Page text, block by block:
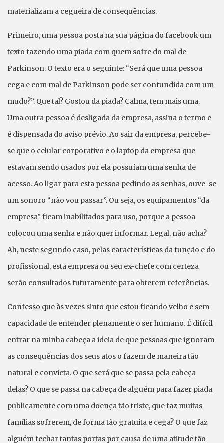
materializam a cegueira de consequências.
Primeiro, uma pessoa posta na sua página do facebook um
texto fazendo uma piada com quem sofre do mal de
Parkinson. O texto era o seguinte: “Será que uma pessoa
cega e com mal de Parkinson pode ser confundida com um
mudo?”. Que tal? Gostou da piada? Calma, tem mais uma.
Uma outra pessoa é desligada da empresa, assina o termo e
é dispensada do aviso prévio. Ao sair da empresa, percebe-
se que o celular corporativo e o laptop da empresa que
estavam sendo usados por ela possuíam uma senha de
acesso. Ao ligar para esta pessoa pedindo as senhas, ouve-se
um sonoro “não vou passar”. Ou seja, os equipamentos “da
empresa” ficam inabilitados para uso, porque a pessoa
colocou uma senha e não quer informar. Legal, não acha?
Ah, neste segundo caso, pelas características da função e do
profissional, esta empresa ou seu ex-chefe com certeza
serão consultados futuramente para obterem referências.
Confesso que às vezes sinto que estou ficando velho e sem
capacidade de entender plenamente o ser humano. É difícil
entrar na minha cabeça a ideia de que pessoas que ignoram
as consequências dos seus atos o fazem de maneira tão
natural e convicta. O que será que se passa pela cabeça
delas? O que se passa na cabeça de alguém para fazer piada
publicamente com uma doença tão triste, que faz muitas
famílias sofrerem, de forma tão gratuita e cega? O que faz
alguém fechar tantas portas por causa de uma atitude tão